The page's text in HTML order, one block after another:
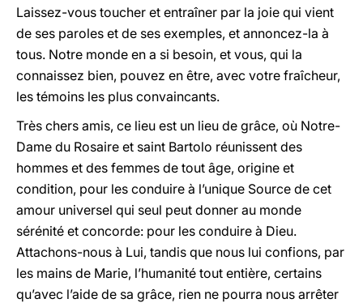
Laissez-vous toucher et entraîner par la joie qui vient
de ses paroles et de ses exemples, et annoncez-la à
tous. Notre monde en a si besoin, et vous, qui la
connaissez bien, pouvez en être, avec votre fraîcheur,
les témoins les plus convaincants.
Très chers amis, ce lieu est un lieu de grâce, où Notre-
Dame du Rosaire et saint Bartolo réunissent des
hommes et des femmes de tout âge, origine et
condition, pour les conduire à l’unique Source de cet
amour universel qui seul peut donner au monde
sérénité et concorde: pour les conduire à Dieu.
Attachons-nous à Lui, tandis que nous lui confions, par
les mains de Marie, l’humanité tout entière, certains
qu’avec l’aide de sa grâce, rien ne pourra nous arrêter